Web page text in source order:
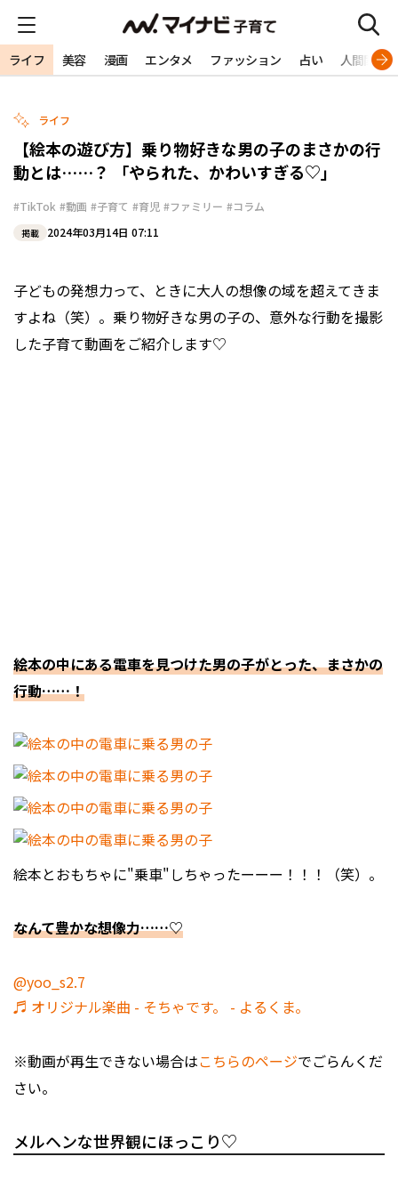
ライフ 美容 漫画 エンタメ ファッション 占い 人間関係
ライフ
【絵本の遊び方】乗り物好きな男の子のまさかの行
動とは……？ 「やられた、かわいすぎる♡」
#TikTok #動画 #子育て #育児 #ファミリー #コラム
掲載 2024年03月14日 07:11
子どもの発想力って、ときに大人の想像の域を超えてきま
すよね（笑）。乗り物好きな男の子の、意外な行動を撮影
した子育て動画をご紹介します♡
絵本の中にある電車を見つけた男の子がとった、まさかの
行動……！
絵本とおもちゃに"乗車"しちゃったーーー！！！（笑）。
なんて豊かな想像力……♡
@yoo_s2.7
♬ オリジナル楽曲 - そちゃです。 - よるくま。
※動画が再生できない場合はこちらのページでごらんくだ
さい。
メルヘンな世界観にほっこり♡